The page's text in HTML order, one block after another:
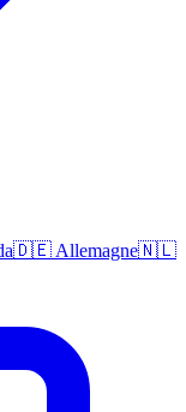
🇩🇪 Allemagne🇳🇱